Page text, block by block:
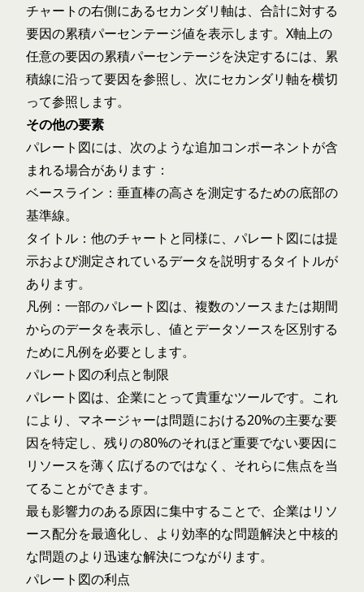
チャートの右側にあるセカンダリ軸は、合計に対する
要因の累積パーセンテージ値を表示します。X軸上の
任意の要因の累積パーセンテージを決定するには、累
積線に沿って要因を参照し、次にセカンダリ軸を横切
って参照します。
その他の要素
パレート図には、次のような追加コンポーネントが含
まれる場合があります：
ベースライン：垂直棒の高さを測定するための底部の
基準線。
タイトル：他のチャートと同様に、パレート図には提
示および測定されているデータを説明するタイトルが
あります。
凡例：一部のパレート図は、複数のソースまたは期間
からのデータを表示し、値とデータソースを区別する
ために凡例を必要とします。
パレート図の利点と制限
パレート図は、企業にとって貴重なツールです。これ
により、マネージャーは問題における20%の主要な要
因を特定し、残りの80%のそれほど重要でない要因に
リソースを薄く広げるのではなく、それらに焦点を当
てることができます。
最も影響力のある原因に集中することで、企業はリソ
ース配分を最適化し、より効率的な問題解決と中核的
な問題のより迅速な解決につながります。
パレート図の利点